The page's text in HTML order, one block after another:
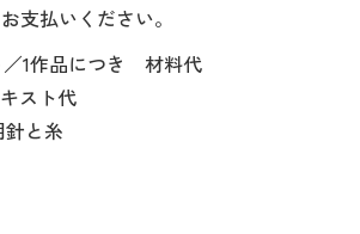
支払いください。
／1作品につき 材料代
スト代
針と糸